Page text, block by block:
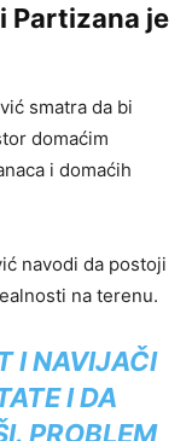
Partizana je
smatra da bi
domaćim
i domaćih
navodi da postoji
na terenu.
I NAVIJAČI
I DA
PROBLEM